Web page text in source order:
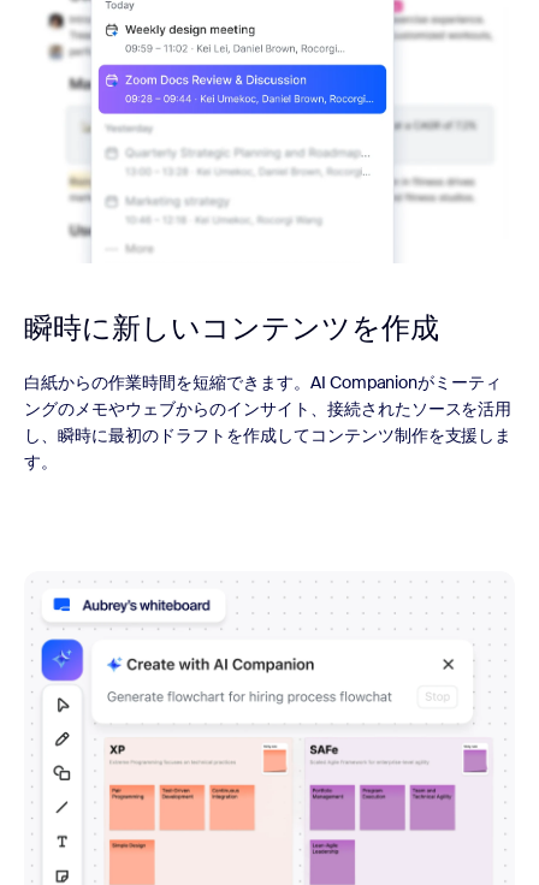
瞬時に新しいコンテンツを作成
白紙からの作業時間を短縮できます。AI Companionがミーティ
ングのメモやウェブからのインサイト、接続されたソースを活用
し、瞬時に最初のドラフトを作成してコンテンツ制作を支援しま
す。